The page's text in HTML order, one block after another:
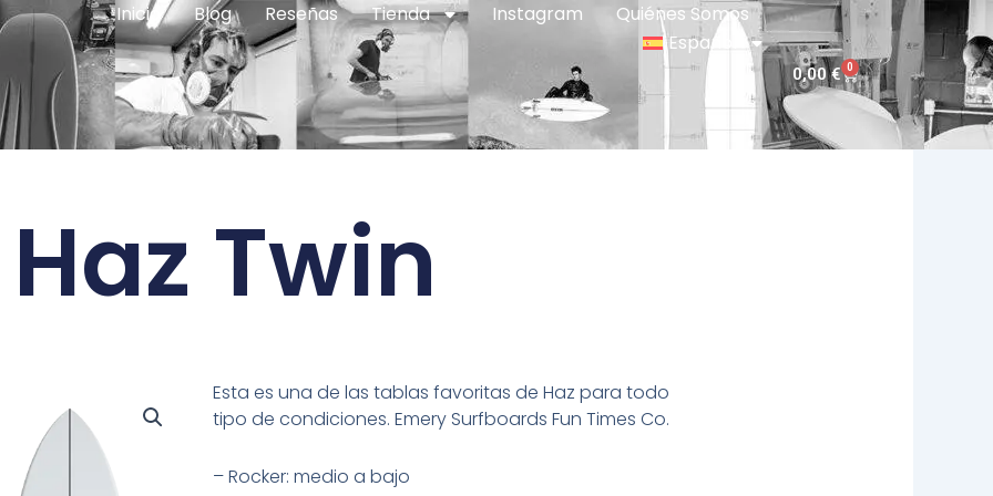
Inicio Blog Reseñas Tienda Instagram
Quiénes Somos
Español
0,00€ 0
Carrito
Twin
Esta es una de las tablas favoritas de Haz para todo
tipo de condiciones. Emery Surfboards Fun Times Co.
– Rocker: medio a bajo